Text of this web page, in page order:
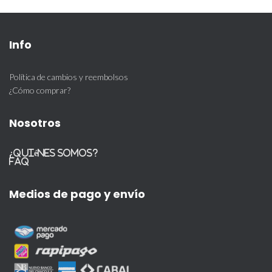
Info
Política de cambios y reembolsos
¿Cómo comprar?
Nosotros
¿Quiénes somos?
FAQ
Medios de pago y envío